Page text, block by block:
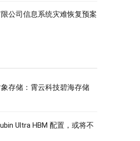
公司信息系统灾难恢复预案
存储：霄云科技碧海存储
Ultra HBM 配置，或将不